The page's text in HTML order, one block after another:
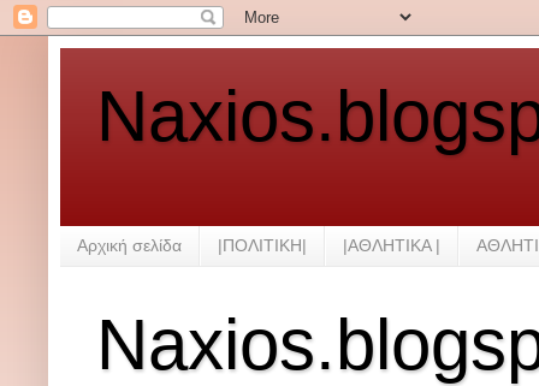
Αρχική σελίδα |ΠΟΛΙΤΙΚΗ| |ΑΘΛΗΤΙΚΑ |